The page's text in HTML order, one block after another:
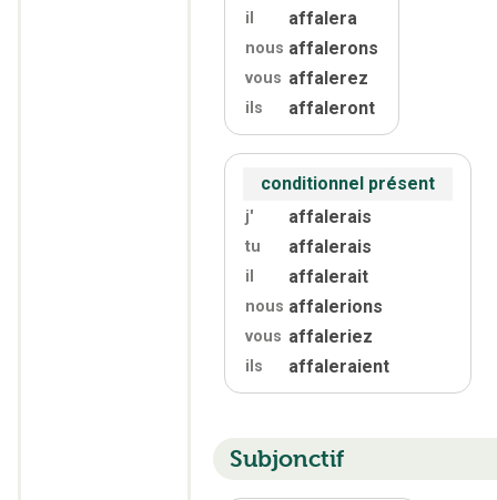
il affalera
nous affalerons
vous affalerez
ils affaleront
conditionnel présent
j' affalerais
tu affalerais
il affalerait
nous affalerions
vous affaleriez
ils affaleraient
Subjonctif